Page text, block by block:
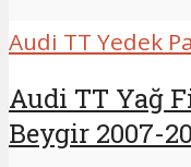
Audi TT Yedek
Audi TT Yağ
Beygir 2007-